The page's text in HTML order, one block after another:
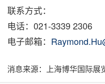
联系方式：
电话：021-3339 2306
电子邮箱：
消息来源：上海博华国际展